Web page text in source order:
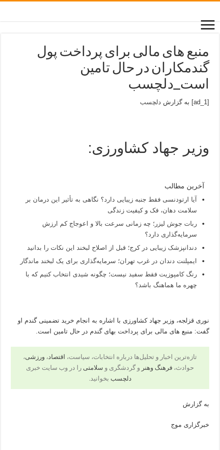
منبع های مالی برای پرداخت پول
گندمکاران در حال تامین
است_دلچسب
[ad_1] به گزارش دلچسب
وزیر جهاد کشاورزی:
آخرین مطالب
آیا ارتودنسی فقط جنبه زیبایی دارد؟ نگاهی به تأثیر این درمان بر
سلامت دهان، فک و کیفیت زندگی
ربات جوش لیزر؛ چه زمانی سرعت بالا و اعوجاج کم ارزش
سرمایه‌گذاری دارد؟
دندانپزشک زیبایی در کرج؛ قبل از اصلاح لبخند این نکات را بدانید
ایمپلنت دندان در غرب تهران؛ سرمایه‌گذاری برای یک لبخند ماندگار
رنگ کامپوزیت فقط سفید نیست؛ چگونه شیدی انتخاب کنیم که با
چهره ما هماهنگ باشد؟
نوری قزلجه، وزیر جهاد کشاورزی با اشاره به انجام خرید تضمینی گندم او
گفت: منبع های مالی برای پرداخت بهای گندم در حال تامین است.
تازه‌ترین اخبار و تحلیل‌ها درباره انتخابات، سیاست، اقتصاد، ورزشی،
حوادث، فرهنگ وهنر و گردشگری و سلامتی را در وب سایت خبری
دلچسب بخوانید.
به گزارش
خبرگزاری موج